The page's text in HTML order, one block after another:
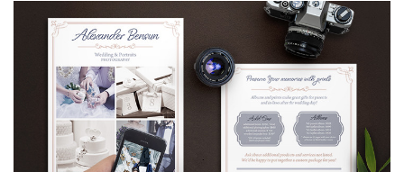
Please select
Free Font #44
Wedding Photography Templates
Free download